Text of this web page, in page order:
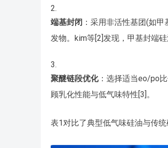
端基封闭 ：采用非活性基团(如
发物。kim等[2]发现，甲基封端
聚醚链段优化：选择适当eo/po
顾乳化性能与低气味特性[3]。
表1对比了典型低气味硅油与传统